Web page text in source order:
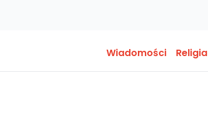
Wiadomości Religia